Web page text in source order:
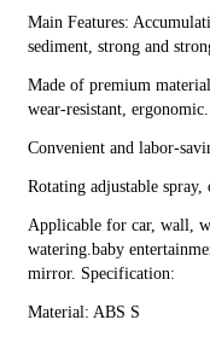
機
園
水
水
管
噴
嘴
灑
Main Features:
sediment, strong and
Made of premium
wear-resistant, ergonomic.
Convenient and labor-
Rotating adjustable spray,
Applicable for car, wall,
watering.baby
mirror. Specification:
Material: ABS S